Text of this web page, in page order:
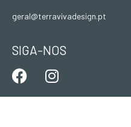
geral@terravivadesign.pt
SIGA-NOS